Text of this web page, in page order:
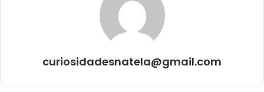
curiosidadesnatela@gmail.com